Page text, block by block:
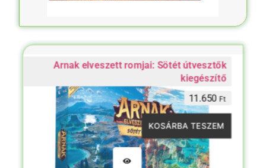
Arnak elveszett romjai: Sötét útvesztők
kiegészítő
11.650Ft
KOSÁRBA TESZEM